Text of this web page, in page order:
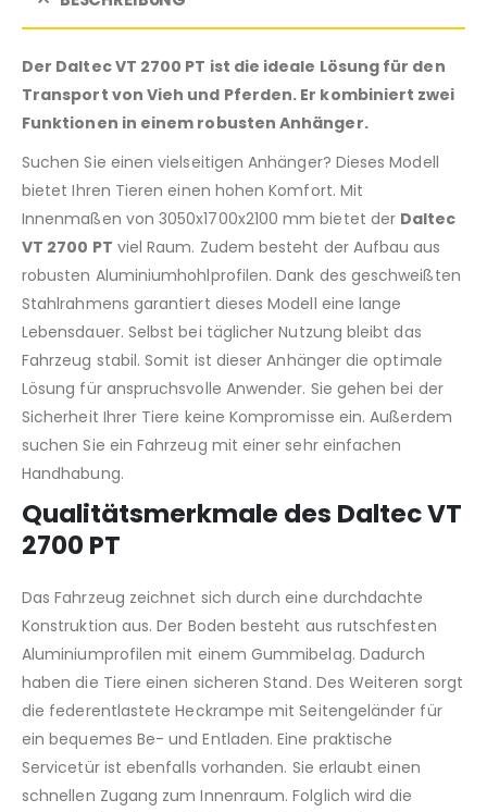
Der Daltec VT 2700 PT ist die ideale Lösung für den
Transport von Vieh und Pferden. Er kombiniert zwei
Funktionen in einem robusten Anhänger.
Suchen Sie einen vielseitigen Anhänger? Dieses Modell
bietet Ihren Tieren einen hohen Komfort. Mit
Innenmaßen von 3050x1700x2100 mm bietet der Daltec
VT 2700 PT viel Raum. Zudem besteht der Aufbau aus
robusten Aluminiumhohlprofilen. Dank des geschweißten
Stahlrahmens garantiert dieses Modell eine lange
Lebensdauer. Selbst bei täglicher Nutzung bleibt das
Fahrzeug stabil. Somit ist dieser Anhänger die optimale
Lösung für anspruchsvolle Anwender. Sie gehen bei der
Sicherheit Ihrer Tiere keine Kompromisse ein. Außerdem
suchen Sie ein Fahrzeug mit einer sehr einfachen
Handhabung.
Qualitätsmerkmale des Daltec VT
2700 PT
Das Fahrzeug zeichnet sich durch eine durchdachte
Konstruktion aus. Der Boden besteht aus rutschfesten
Aluminiumprofilen mit einem Gummibelag. Dadurch
haben die Tiere einen sicheren Stand. Des Weiteren sorgt
die federentlastete Heckrampe mit Seitengeländer für
ein bequemes Be- und Entladen. Eine praktische
Servicetür ist ebenfalls vorhanden. Sie erlaubt einen
schnellen Zugang zum Innenraum. Folglich wird die